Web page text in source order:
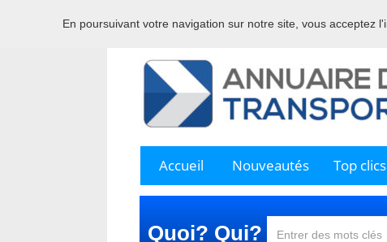
Accueil Nouveautés Top clics
Quoi? Qui?
En poursuivant votre navigation sur notre site, vous acceptez